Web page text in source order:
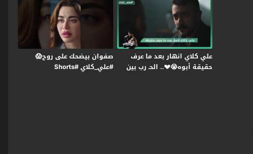
علي كلاي انهار بعد ما عرف
حقيقة أبوه😭💔.. الحـ رب بين
صفوان بيضحك على روح😱
#علي_كلاي #Shorts